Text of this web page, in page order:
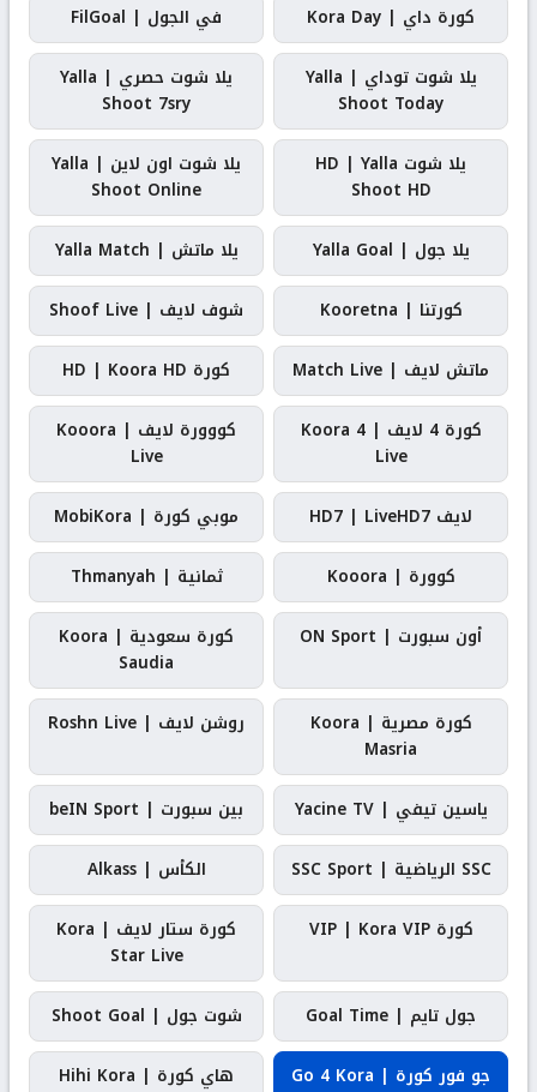
كورة داي | Kora Day
في الجول | FilGoal
يلا شوت توداي | Yalla
Shoot Today
يلا شوت حصري | Yalla
Shoot 7sry
يلا شوت HD | Yalla
Shoot HD
يلا شوت اون لاين | Yalla
Shoot Online
يلا جول | Yalla Goal
يلا ماتش | Yalla Match
كورتنا | Kooretna
شوف لايف | Shoof Live
ماتش لايف | Match Live
كورة HD | Koora HD
كورة 4 لايف | Koora 4
Live
كووورة لايف | Kooora
Live
لايف HD7 | LiveHD7
موبي كورة | MobiKora
كوورة | Kooora
ثمانية | Thmanyah
أون سبورت | ON Sport
كورة سعودية | Koora
Saudia
كورة مصرية | Koora
Masria
روشن لايف | Roshn Live
ياسين تيفي | Yacine TV
بين سبورت | beIN Sport
SSC الرياضية | SSC Sport
الكأس | Alkass
كورة VIP | Kora VIP
كورة ستار لايف | Kora
Star Live
جول تايم | Goal Time
شوت جول | Shoot Goal
جو فور كورة | Go 4 Kora
هاي كورة | Hihi Kora